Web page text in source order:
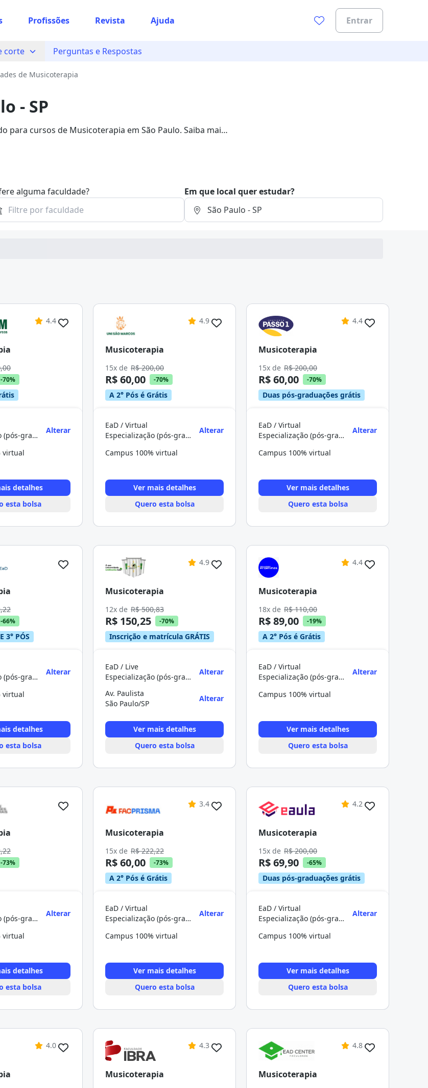
Profissões Revista Ajuda Entrar
corte Perguntas e Respostas
de Musicoterapia
- SP
para cursos de Musicoterapia em São Paulo. Saiba mais
alguma faculdade? Em que local quer estudar?
4.4
-70%
Especialização (pós-graduação)
Alterar
virtual
detalhes
esta bolsa
4.9
Musicoterapia
15x de R$ 200,00
R$ 60,00 -70%
A 2° Pós é Grátis
EaD / Virtual
Especialização (pós-graduação)
Alterar
Campus 100% virtual
Ver mais detalhes
Quero esta bolsa
4.4
Musicoterapia
15x de R$ 200,00
R$ 60,00 -70%
Duas pós-graduações grátis
EaD / Virtual
Especialização (pós-graduação)
Alterar
Campus 100% virtual
Ver mais detalhes
Quero esta bolsa
-66%
3° PÓS
Especialização (pós-graduação)
Alterar
virtual
detalhes
esta bolsa
4.9
Musicoterapia
12x de R$ 500,83
R$ 150,25 -70%
Inscrição e matrícula GRÁTIS
EaD / Live
Especialização (pós-graduação)
Alterar
Av. Paulista
São Paulo/SP
Alterar
Ver mais detalhes
Quero esta bolsa
4.4
Musicoterapia
18x de R$ 110,00
R$ 89,00 -19%
A 2° Pós é Grátis
EaD / Virtual
Especialização (pós-graduação)
Alterar
Campus 100% virtual
Ver mais detalhes
Quero esta bolsa
-73%
Especialização (pós-graduação)
Alterar
virtual
detalhes
esta bolsa
3.4
Musicoterapia
15x de R$ 222,22
R$ 60,00 -73%
A 2° Pós é Grátis
EaD / Virtual
Especialização (pós-graduação)
Alterar
Campus 100% virtual
Ver mais detalhes
Quero esta bolsa
4.2
Musicoterapia
15x de R$ 200,00
R$ 69,90 -65%
Duas pós-graduações grátis
EaD / Virtual
Especialização (pós-graduação)
Alterar
Campus 100% virtual
Ver mais detalhes
Quero esta bolsa
4.0 4.3
Musicoterapia
4.8
Musicoterapia